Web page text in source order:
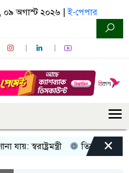
০৯ অগাস্ট ২০২৬ |ই-পেপার
তিন দিনের মধ্যে
×